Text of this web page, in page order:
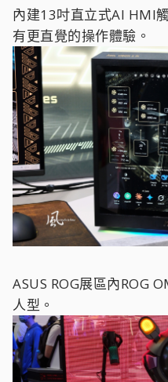
內建13吋直立式AI HMI
有更直覺的操作體驗。
ASUS ROG展區內ROG
人型。